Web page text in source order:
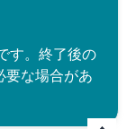
す。終了後の
要な場合があ